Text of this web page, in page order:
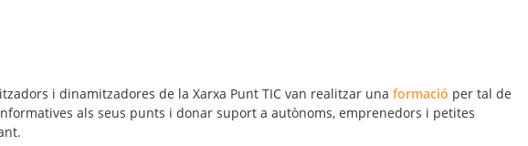
i dinamitzadores de la Xarxa Punt TIC van realitzar una formació per tal de
als seus punts i donar suport a autònoms, emprenedors i petites